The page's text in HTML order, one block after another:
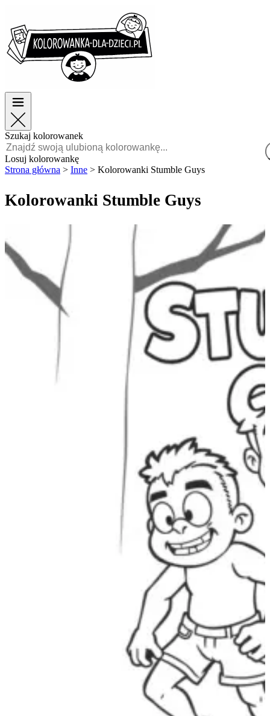
TOP kategorie
Dla chłopców
Dla dziewczynek
Polski
POLSKI
FRANÇAIS
TIẾNG
VIỆT
TOP kategorie
Dla chłopców
Dla dziewczynek
Szukaj kolorowanek
Losuj kolorowankę
Strona główna > Inne > Kolorowanki Stumble Guys
Kolorowanki Stumble Guys